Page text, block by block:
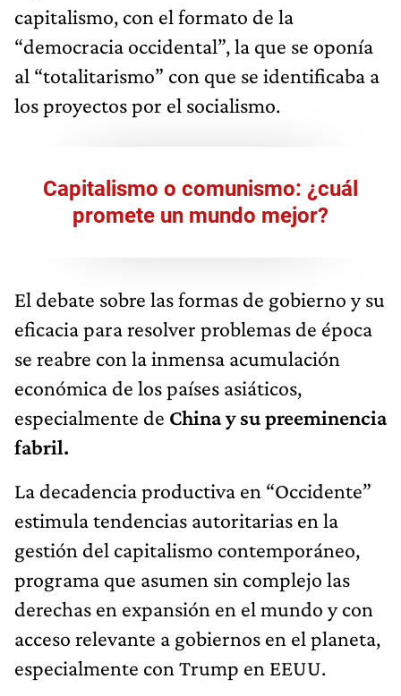
capitalismo, con el formato de la
“democracia occidental”, la que se oponía
al “totalitarismo” con que se identificaba a
los proyectos por el socialismo.
Capitalismo o comunismo: ¿cuál
promete un mundo mejor?
El debate sobre las formas de gobierno y su
eficacia para resolver problemas de época
se reabre con la inmensa acumulación
económica de los países asiáticos,
especialmente de China y su preeminencia
fabril.
La decadencia productiva en “Occidente”
estimula tendencias autoritarias en la
gestión del capitalismo contemporáneo,
programa que asumen sin complejo las
derechas en expansión en el mundo y con
acceso relevante a gobiernos en el planeta,
especialmente con Trump en EEUU.